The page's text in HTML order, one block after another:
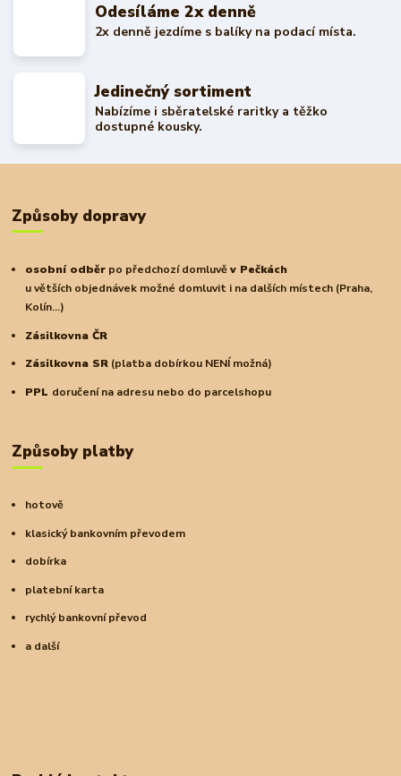
Odesíláme 2x denně
2x denně jezdíme s balíky na podací místa.
Jedinečný sortiment
Nabízíme i sběratelské raritky a těžko
dostupné kousky.
Způsoby dopravy
osobní odběr po předchozí domluvěv Pečkách
u větších objednávek možné domluvit i na dalších místech (Praha,
Kolín...)
Zásilkovna ČR
Zásilkovna SR (platba dobírkou NENÍ možná)
PPL doručení na adresu nebo do parcelshopu
Způsoby platby
hotově
klasický bankovním převodem
dobírka
platební karta
rychlý bankovní převod
a další